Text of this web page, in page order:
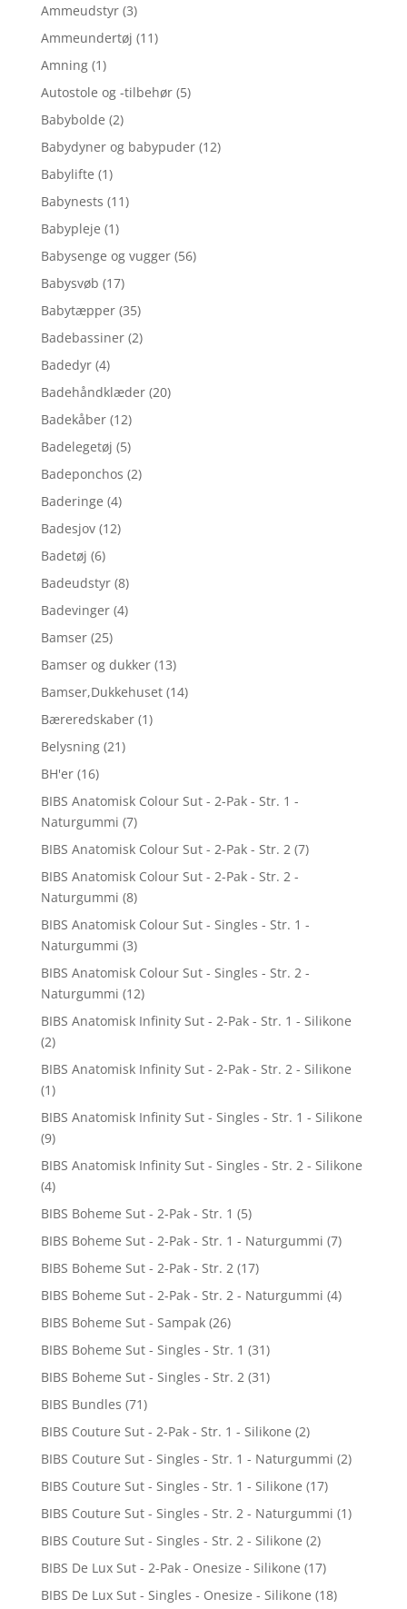
Ammeudstyr (3)
Ammeundertøj (11)
Amning (1)
Autostole og -tilbehør (5)
Babybolde (2)
Babydyner og babypuder (12)
Babylifte (1)
Babynests (11)
Babypleje (1)
Babysenge og vugger (56)
Babysvøb (17)
Babytæpper (35)
Badebassiner (2)
Badedyr (4)
Badehåndklæder (20)
Badekåber (12)
Badelegetøj (5)
Badeponchos (2)
Baderinge (4)
Badesjov (12)
Badetøj (6)
Badeudstyr (8)
Badevinger (4)
Bamser (25)
Bamser og dukker (13)
Bamser,Dukkehuset (14)
Bæreredskaber (1)
Belysning (21)
BH'er (16)
BIBS Anatomisk Colour Sut - 2-Pak - Str. 1 -
Naturgummi (7)
BIBS Anatomisk Colour Sut - 2-Pak - Str. 2 (7)
BIBS Anatomisk Colour Sut - 2-Pak - Str. 2 -
Naturgummi (8)
BIBS Anatomisk Colour Sut - Singles - Str. 1 -
Naturgummi (3)
BIBS Anatomisk Colour Sut - Singles - Str. 2 -
Naturgummi (12)
BIBS Anatomisk Infinity Sut - 2-Pak - Str. 1 - Silikone
(2)
BIBS Anatomisk Infinity Sut - 2-Pak - Str. 2 - Silikone
(1)
BIBS Anatomisk Infinity Sut - Singles - Str. 1 - Silikone
(9)
BIBS Anatomisk Infinity Sut - Singles - Str. 2 - Silikone
(4)
BIBS Boheme Sut - 2-Pak - Str. 1 (5)
BIBS Boheme Sut - 2-Pak - Str. 1 - Naturgummi (7)
BIBS Boheme Sut - 2-Pak - Str. 2 (17)
BIBS Boheme Sut - 2-Pak - Str. 2 - Naturgummi (4)
BIBS Boheme Sut - Sampak (26)
BIBS Boheme Sut - Singles - Str. 1 (31)
BIBS Boheme Sut - Singles - Str. 2 (31)
BIBS Bundles (71)
BIBS Couture Sut - 2-Pak - Str. 1 - Silikone (2)
BIBS Couture Sut - Singles - Str. 1 - Naturgummi (2)
BIBS Couture Sut - Singles - Str. 1 - Silikone (17)
BIBS Couture Sut - Singles - Str. 2 - Naturgummi (1)
BIBS Couture Sut - Singles - Str. 2 - Silikone (2)
BIBS De Lux Sut - 2-Pak - Onesize - Silikone (17)
BIBS De Lux Sut - Singles - Onesize - Silikone (18)